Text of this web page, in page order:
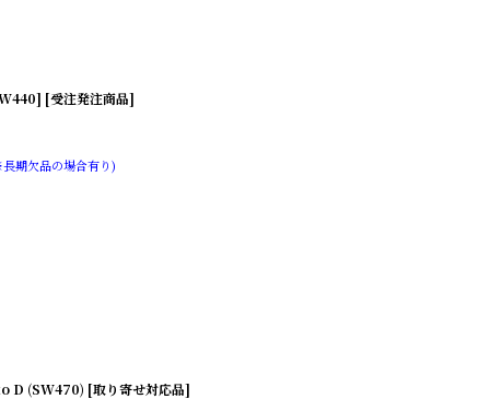
[受注発注商品]
期欠品の場合有り)
D (SW470) [取り寄せ対応品]